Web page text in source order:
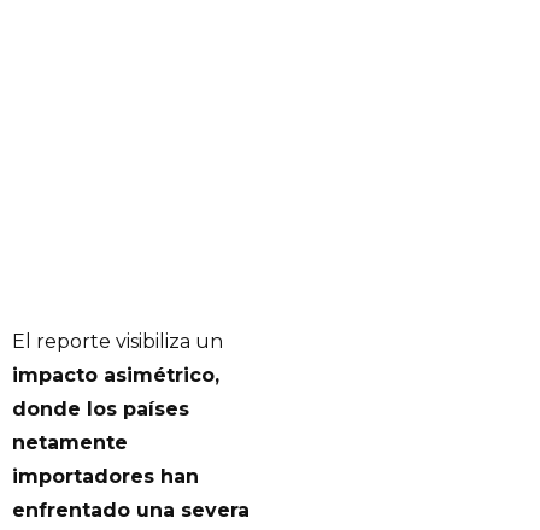
El reporte visibiliza un
impacto asimétrico,
donde los países
netamente
importadores han
enfrentado una severa